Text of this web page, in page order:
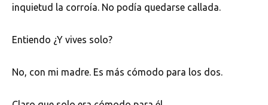
inquietud la corroía. No podía quedarse callada.
Entiendo ¿Y vives solo?
No, con mi madre. Es más cómodo para los dos.